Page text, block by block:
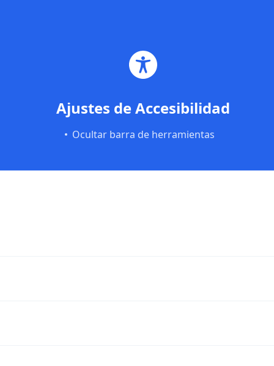
Ajustes de Accesibilidad
Ocultar barra de herramientas